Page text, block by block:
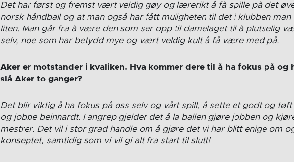
Det har først og fremst vært veldig gøy og lærerikt å få spille på det
norsk håndball og at man også har fått muligheten til det i klubben man
liten. Man går fra å være den som ser opp til damelaget til å plutselig
selv, noe som har betydd mye og vært veldig kult å få være med på.
Aker er motstander i kvaliken. Hva kommer dere til å ha fokus på og
slå Aker to ganger?
Det blir viktig å ha fokus på oss selv og vårt spill, å sette et godt og
og jobbe beinhardt. I angrep gjelder det å la ballen gjøre jobben og
mestrer. Det vil i stor grad handle om å gjøre det vi har blitt enige om
konseptet, samtidig som vi vil gi alt fra start til slutt!